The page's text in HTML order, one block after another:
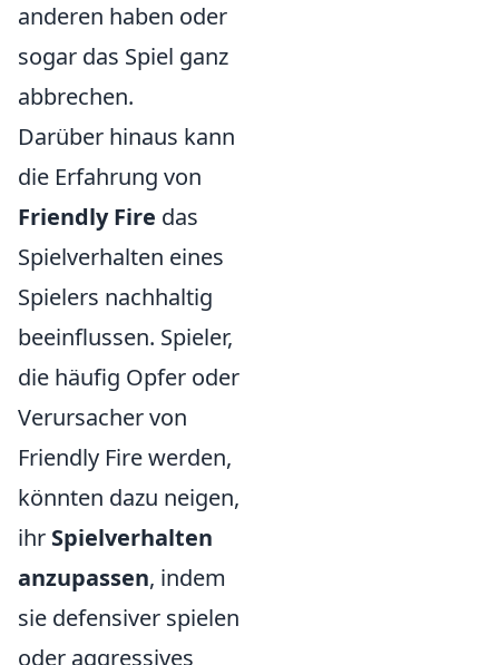
anderen haben oder
sogar das Spiel ganz
abbrechen.
Darüber hinaus kann
die Erfahrung von
Friendly Fire das
Spielverhalten eines
Spielers nachhaltig
beeinflussen. Spieler,
die häufig Opfer oder
Verursacher von
Friendly Fire werden,
könnten dazu neigen,
ihr Spielverhalten
anzupassen, indem
sie defensiver spielen
oder aggressives